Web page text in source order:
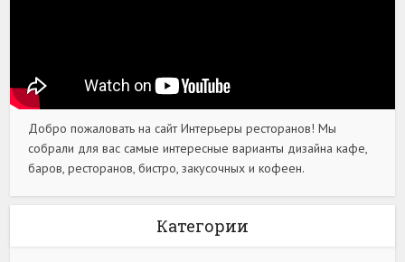
Добро пожаловать на сайт Интерьеры ресторанов! Мы
собрали для вас самые интересные варианты дизайна кафе,
баров, ресторанов, бистро, закусочных и кофеен.
Категории